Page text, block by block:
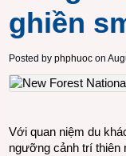
ghiền
Posted by phphuoc on
Với quan niệm du
ngưỡng cảnh trí thiên